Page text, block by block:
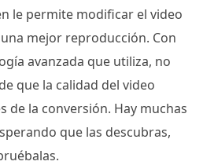
le permite modificar el video
mejor reproducción. Con
avanzada que utiliza, no
que la calidad del video
de la conversión. Hay muchas
que las descubras,